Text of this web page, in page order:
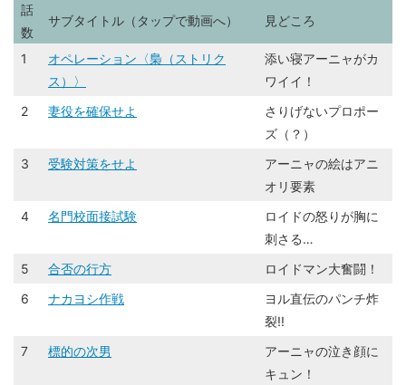
話
数
サブタイトル（タップで動画へ） 見どころ
1
オペレーション〈梟（ストリク
ス）〉
添い寝アーニャがカ
ワイイ！
2
妻役を確保せよ
さりげないプロポー
ズ（？）
3
受験対策をせよ
アーニャの絵はアニ
オリ要素
4
名門校面接試験
ロイドの怒りが胸に
刺さる…
5
合否の行方
ロイドマン大奮闘！
6
ナカヨシ作戦
ヨル直伝のパンチ炸
裂!!
7
標的の次男
アーニャの泣き顔に
キュン！